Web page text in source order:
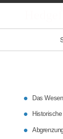
Das